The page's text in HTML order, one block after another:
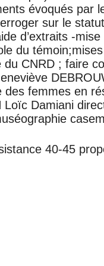
évoqués par
sur le
d’extraits -
du
du CNRD ; faire
femmes en
Loïc Damiani
40-45